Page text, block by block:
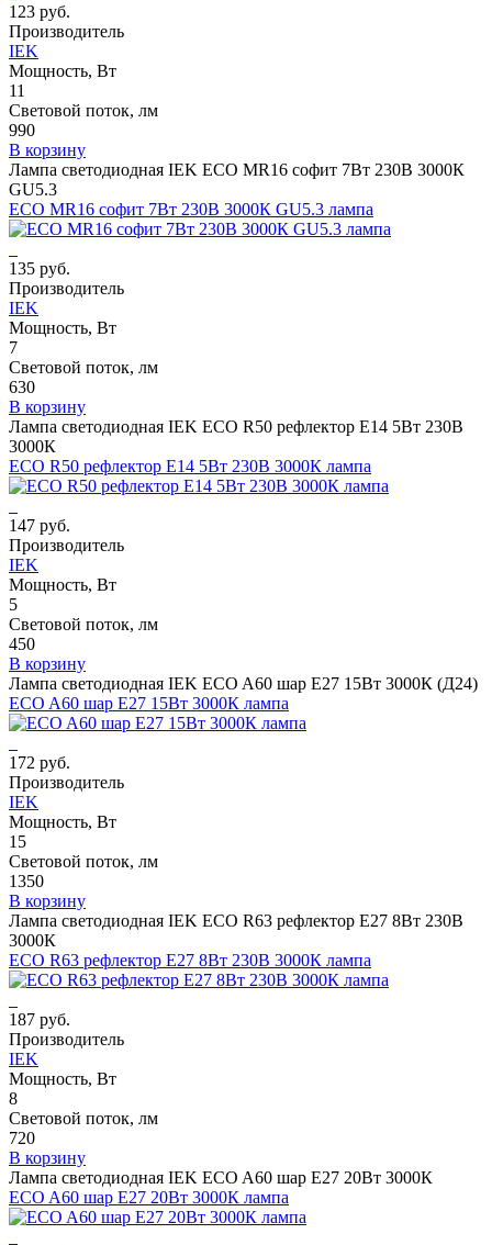
123 руб.
Производитель
IEK
Мощность, Вт
11
Световой поток, лм
990
В корзину
Лампа светодиодная IEK ECO MR16 софит 7Вт 230В 3000К
GU5.3
ECO MR16 софит 7Вт 230В 3000К GU5.3 лампа
135 руб.
Производитель
IEK
Мощность, Вт
7
Световой поток, лм
630
В корзину
Лампа светодиодная IEK ECO R50 рефлектор E14 5Вт 230В
3000К
ECO R50 рефлектор E14 5Вт 230В 3000К лампа
147 руб.
Производитель
IEK
Мощность, Вт
5
Световой поток, лм
450
В корзину
Лампа светодиодная IEK ECO A60 шар E27 15Вт 3000К (Д24)
ECO A60 шар E27 15Вт 3000К лампа
172 руб.
Производитель
IEK
Мощность, Вт
15
Световой поток, лм
1350
В корзину
Лампа светодиодная IEK ECO R63 рефлектор E27 8Вт 230В
3000К
ECO R63 рефлектор E27 8Вт 230В 3000К лампа
187 руб.
Производитель
IEK
Мощность, Вт
8
Световой поток, лм
720
В корзину
Лампа светодиодная IEK ECO A60 шар E27 20Вт 3000К
ECO A60 шар E27 20Вт 3000К лампа